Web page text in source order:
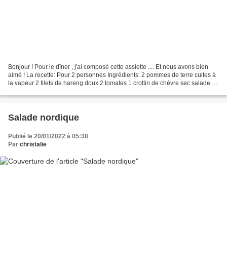
Bonjour ! Pour le dîner , j'ai composé cette assiette .... Et nous avons bien
aimé ! La recette: Pour 2 personnes Ingrédients: 2 pommes de terre cuites à
la vapeur 2 filets de hareng doux 2 tomates 1 crottin de chèvre sec salade de
Salade nordique
Publié le 20/01/2022 à 05:38
Par christalie